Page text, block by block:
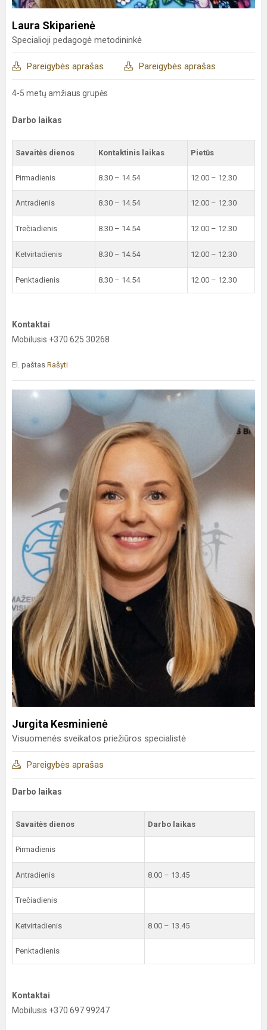
Laura Skiparienė
Specialioji pedagogė metodininkė
Pareigybės aprašas Pareigybės aprašas
4-5 metų amžiaus grupės
Darbo laikas
Savaitės dienos Kontaktinis laikas Pietūs
Pirmadienis 8.30 – 14.54 12.00 – 12.30
Antradienis 8.30 – 14.54 12.00 – 12.30
Trečiadienis 8.30 – 14.54 12.00 – 12.30
Ketvirtadienis 8.30 – 14.54 12.00 – 12.30
Penktadienis 8.30 – 14.54 12.00 – 12.30
Kontaktai
Mobilusis +370 625 30268
El. paštas Rašyti
Jurgita Kesminienė
Visuomenės sveikatos priežiūros specialistė
Pareigybės aprašas
Darbo laikas
Savaitės dienos Darbo laikas
Pirmadienis
Antradienis 8.00 – 13.45
Trečiadienis
Ketvirtadienis 8.00 – 13.45
Penktadienis
Kontaktai
Mobilusis +370 697 99247